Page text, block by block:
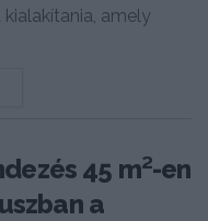
amely
45 m²-en
a